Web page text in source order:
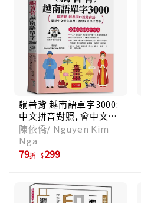
躺著背 越南語單字3000:
中文拼音對照, 會中文就
能說越南語 (附線上MP3)
陳依僑/ Nguyen Kim
Nga
79折 299